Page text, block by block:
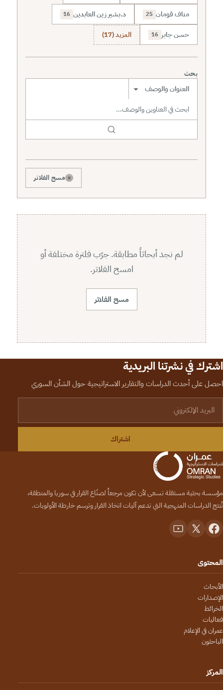
مناف قومان 25 د.بشير زين العابدين 16
حسن جابر 16 المزيد (17)
بحث
نطاق البحث
× مسح الفلاتر
لم نجد أبحاثاً مطابقة. جرّب فلترة مختلفة أو
امسح الفلاتر.
مسح الفلاتر
اشترك في نشرتنا البريدية
احصل على أحدث الدراسات والتقارير الاستراتيجية حول الشأن السوري
اشتراك
مؤسسة بحثية مستقلة تسعى لأن تكون مرجعاً لصنّاع القرار في سوريا والمنطقة،
تُنتج الدراسات المنهجية التي تدعم آليات اتخاذ القرار وترسم خارطة الأولويات.
المحتوى
الأبحاث
الإصدارات
الخرائط
فعاليات
عمران في الإعلام
الباحثون
المركز